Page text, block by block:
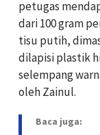
petugas
dari 100 gram
tisu putih,
dilapisi plastik
selempang
oleh Zainul.
Baca juga: